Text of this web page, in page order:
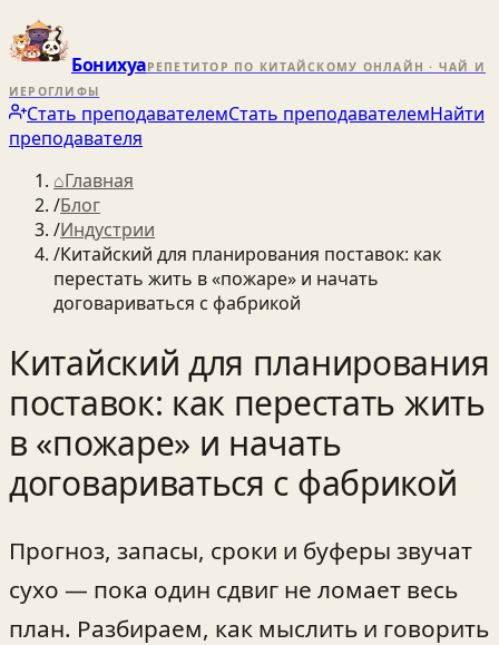
БонихуаРЕПЕТИТОР ПО КИТАЙСКОМУ ОНЛАЙН · ЧАЙ И
ИЕРОГЛИФЫ
Стать преподавателемСтать преподавателемНайти
преподавателя
⌂Главная
/Блог
/Индустрии
/Китайский для планирования поставок: как
перестать жить в «пожаре» и начать
договариваться с фабрикой
Китайский для планирования
поставок: как перестать жить
в «пожаре» и начать
договариваться с фабрикой
Прогноз, запасы, сроки и буферы звучат
сухо — пока один сдвиг не ломает весь
план. Разбираем, как мыслить и говорить